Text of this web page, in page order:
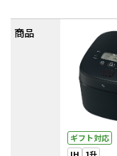
商品
ギフト対応